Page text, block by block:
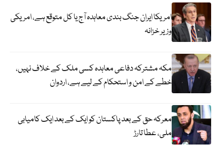
امریکا ایران جنگ بندی معاہدہ آج یا کل متوقع ہے، امریکی
وزیر خزانہ
مکہ مشترکہ دفاعی معاہدہ کسی ملک کے خلاف نہیں،
خطے کے امن و استحکام کے لیے ہے، اردوان
معرکہ حق کے بعد پاکستان کو ایک کے بعد ایک کامیابی
ملی، عطا تارڑ